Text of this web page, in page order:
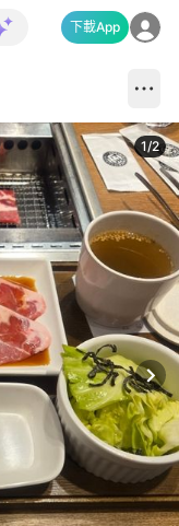
下載App
1/2